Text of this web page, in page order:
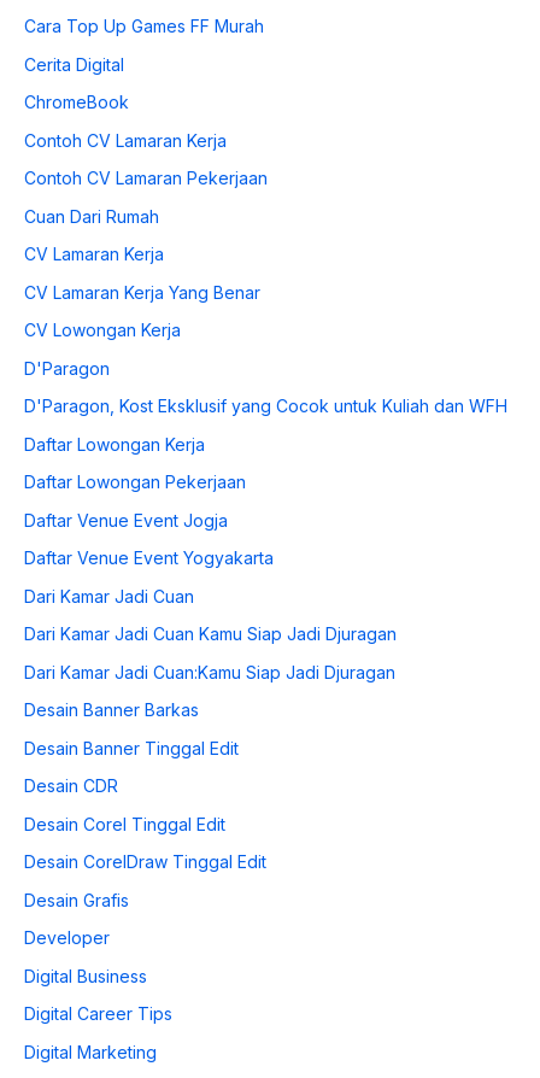
Cara Top Up Games FF Murah
Cerita Digital
ChromeBook
Contoh CV Lamaran Kerja
Contoh CV Lamaran Pekerjaan
Cuan Dari Rumah
CV Lamaran Kerja
CV Lamaran Kerja Yang Benar
CV Lowongan Kerja
D'Paragon
D'Paragon, Kost Eksklusif yang Cocok untuk Kuliah dan WFH
Daftar Lowongan Kerja
Daftar Lowongan Pekerjaan
Daftar Venue Event Jogja
Daftar Venue Event Yogyakarta
Dari Kamar Jadi Cuan
Dari Kamar Jadi Cuan Kamu Siap Jadi Djuragan
Dari Kamar Jadi Cuan:Kamu Siap Jadi Djuragan
Desain Banner Barkas
Desain Banner Tinggal Edit
Desain CDR
Desain Corel Tinggal Edit
Desain CorelDraw Tinggal Edit
Desain Grafis
Developer
Digital Business
Digital Career Tips
Digital Marketing